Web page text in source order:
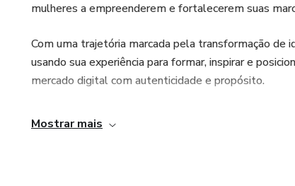
mulheres a empreenderem e fortalecerem suas
Com uma trajetória marcada pela transformação de
usando sua experiência para formar, inspirar e
mercado digital com autenticidade e propósito.
Mostrar mais